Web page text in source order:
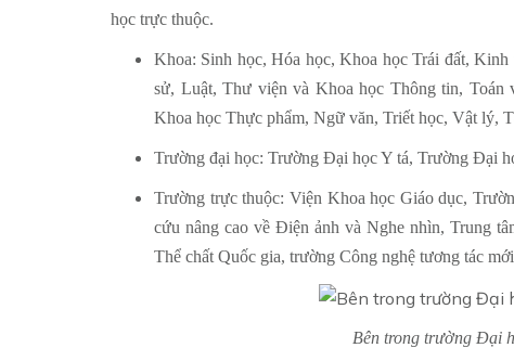
học trực thuộc.
Khoa: Sinh học, Hóa học, Khoa học Trái đất,
sử, Luật, Thư viện và Khoa học Thông tin,
Khoa học Thực phẩm, Ngữ văn, Triết học, Vật lý,
Trường đại học: Trường Đại học Y tá, Trường Đại
Trường trực thuộc: Viện Khoa học Giáo dục,
cứu nâng cao về Điện ảnh và Nghe nhìn, Trung
Thể chất Quốc gia, trường Công nghệ tương tác
Bên trong trường Đại